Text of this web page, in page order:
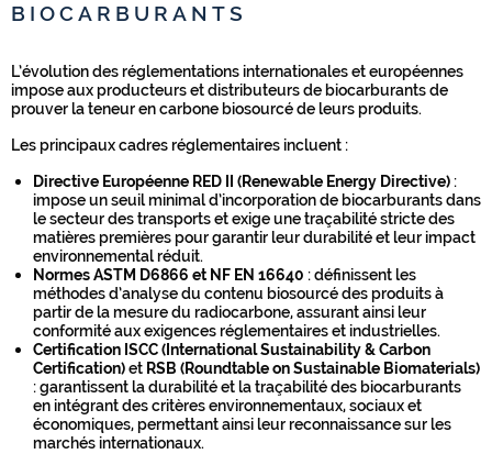
BIOCARBURANTS
L’évolution des réglementations internationales et européennes
impose aux producteurs et distributeurs de biocarburants de
prouver la teneur en carbone biosourcé de leurs produits.
Les principaux cadres réglementaires incluent :
Directive Européenne RED II (Renewable Energy Directive) :
impose un seuil minimal d’incorporation de biocarburants dans
le secteur des transports et exige une traçabilité stricte des
matières premières pour garantir leur durabilité et leur impact
environnemental réduit.
Normes ASTM D6866 et NF EN 16640 : définissent les
méthodes d’analyse du contenu biosourcé des produits à
partir de la mesure du radiocarbone, assurant ainsi leur
conformité aux exigences réglementaires et industrielles.
Certification ISCC (International Sustainability & Carbon
Certification)et RSB (Roundtable on Sustainable Biomaterials)
: garantissent la durabilité et la traçabilité des biocarburants
en intégrant des critères environnementaux, sociaux et
économiques, permettant ainsi leur reconnaissance sur les
marchés internationaux.